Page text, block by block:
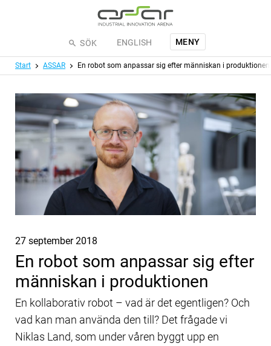
SÖK ENGLISH MENY
Meny
Start ASSAR En robot som anpassar sig efter människan i produktionen
Publicerat
27 september 2018
En robot som anpassar sig efter
människan i produktionen
En kollaborativ robot – vad är det egentligen? Och
vad kan man använda den till? Det frågade vi
Niklas Land, som under våren byggt upp en